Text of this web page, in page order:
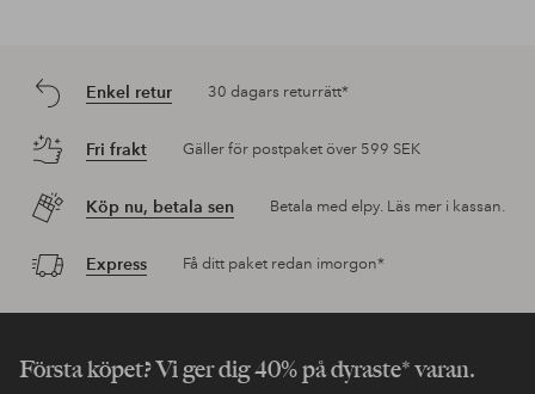
Enkel retur 30 dagars returrätt*
Fri frakt Gäller för postpaket över 599 SEK
Köp nu, betala sen Betala med elpy. Läs mer i kassan.
Express Få ditt paket redan imorgon*
Första köpet? Vi ger dig 40% på dyraste* varan.